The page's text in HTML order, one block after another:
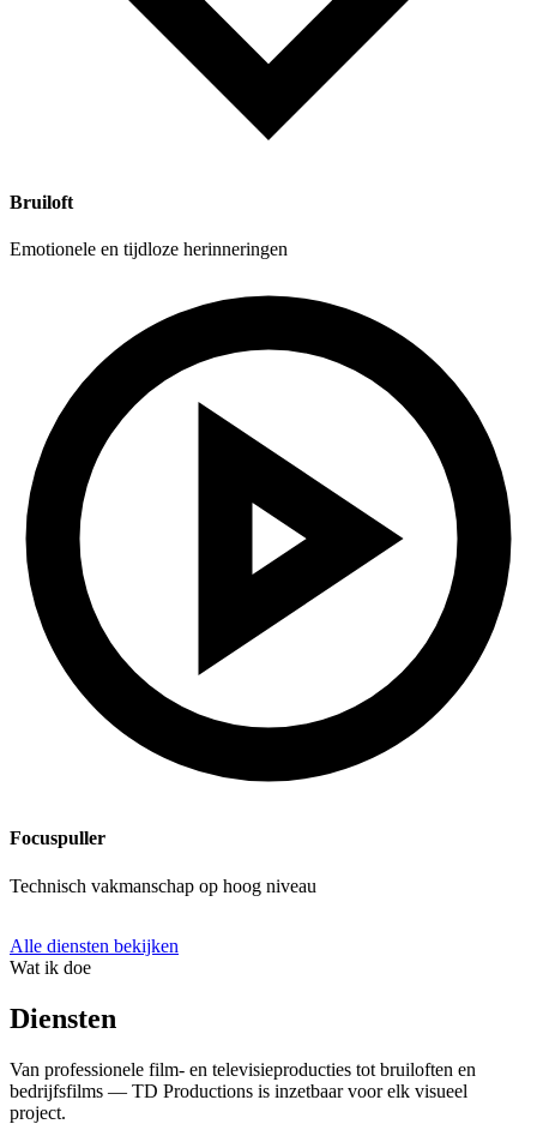
Bruiloft
Emotionele en tijdloze herinneringen
Focuspuller
Technisch vakmanschap op hoog niveau
Alle diensten bekijken
Wat ik doe
Diensten
Van professionele film- en televisieproducties tot bruiloften en
bedrijfsfilms — TD Productions is inzetbaar voor elk visueel
project.